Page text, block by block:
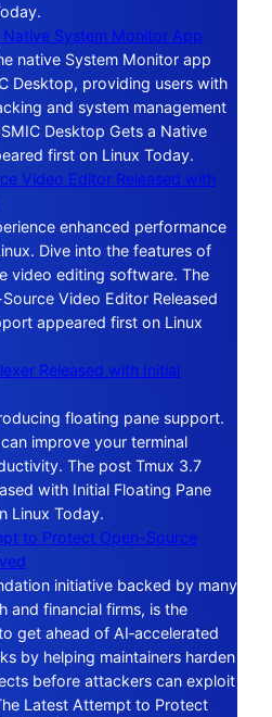
System Monitor App
native System Monitor app
Desktop, providing users with
and system management
Desktop Gets a Native
first on Linux Today.
Video Editor Released with
enhanced performance
Dive into the features of
video editing software. The
Video Editor Released
appeared first on Linux
Released with Initial
floating pane support.
improve your terminal
The post Tmux 3.7
with Initial Floating Pane
Linux Today.
to Protect Open-Source
initiative backed by many
and financial firms, is the
get ahead of AI‑accelerated
by helping maintainers harden
before attackers can exploit
Latest Attempt to Protect